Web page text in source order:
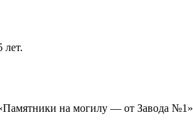
лет.
на могилу — от Завода №1»